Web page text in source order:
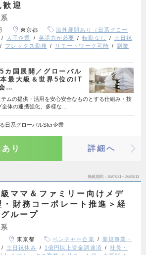
歓迎
東京都
海外展開あり（日系グロー
大手企業 英語力が必要 転勤なし
土日祝
フレックス勤務 リモートワーク可能
副業
カ国展開／グローバル
最大級＆世界5位のIT
…
ムの提供・活用を安心安全なものとする仕組み・技
全体の連携強化、多様な…
日系グローバルSIer企業
り 詳細へ
掲載期間 26/07/31～26/08/13
ママ＆ファミリー向けメデ
・財務コーポレート推進＞経
ループ
東京都 ベンチャー企業
新規事業・
土日祝休み 1億円以上資金調達済
社長・